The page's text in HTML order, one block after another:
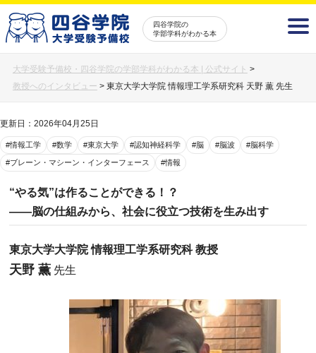
四谷学院の
学部学科がわかる本
大学受験予備校・四谷学院の学部学科がわかる本 | 公式サイト >
教授へのインタビュー > 東京大学大学院 情報理工学系研究科 天野 薫 先生
更新日：2026年04月25日
#情報工学 #数学 #東京大学 #認知神経科学 #脳 #脳波 #脳科学
#ブレーン・マシーン・インターフェース #情報
“やる気”は作ることができる！？
――脳の仕組みから、社会に役立つ技術を生み出す
東京大学大学院 情報理工学系研究科 教授
天野 薫 先生